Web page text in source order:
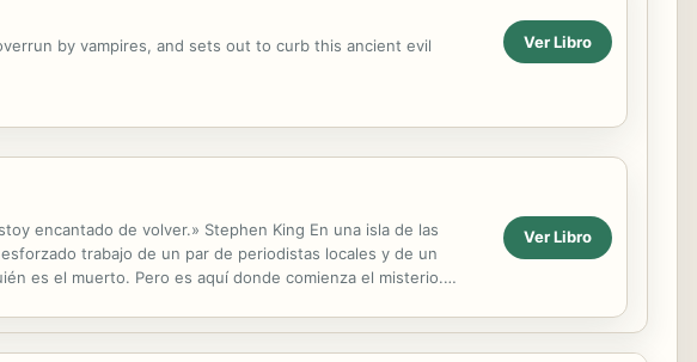
by vampires, and sets out to curb this ancient evil
Ver Libro
encantado de volver.» Stephen King En una isla de las
trabajo de un par de periodistas locales y de un
es el muerto. Pero es aquí donde comienza el misterio.
Ver Libro